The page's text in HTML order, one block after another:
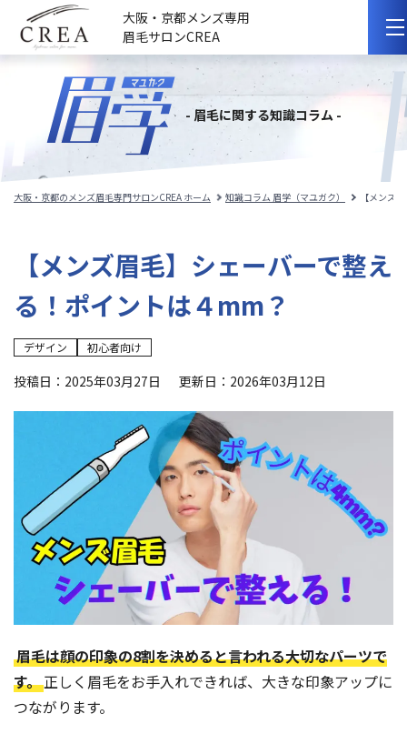
大阪・京都メンズ専用
眉毛サロンCREA
初めての方へ
選ばれる理由
サロンのこだわり
料金メニュー
スタッフ紹介
施術事例
よくある質問
眉学
Web予約
お電話：
大阪堺筋本町店：06-6271-1150
京都四条烏丸店：075-746-6013
- 眉毛に関する知識コラム -
大阪・京都のメンズ眉毛専門サロンCREA ホーム 知識コラム 眉学（マユガク） 【メンズ
【メンズ眉毛】シェーバーで整え
る！ポイントは４mm？
デザイン 初心者向け
投稿日：2025年03月27日 更新日：2026年03月12日
眉毛は顔の印象の8割を決めると言われる大切なパーツで
す。正しく眉毛をお手入れできれば、大きな印象アップに
つながります。